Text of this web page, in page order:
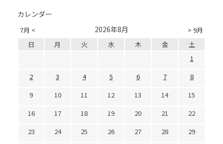
カレンダー
7月 < > 9月
2026年8月
日 月 火 水 木 金
土
1
2
3 4 5 6 7
8
9
10 11 12 13 14
15
16
17 18 19 20 21
22
23
24 25 26 27 28
29